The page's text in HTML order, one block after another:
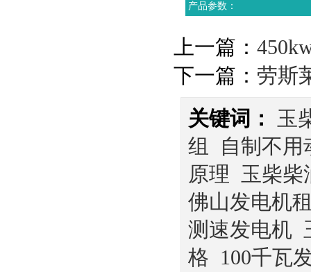
产品参数：
上一篇：
下一篇： 劳斯
关键词：
玉
组
自制不用
原理
玉柴柴
佛山发电机
测速发电机
格 100千瓦